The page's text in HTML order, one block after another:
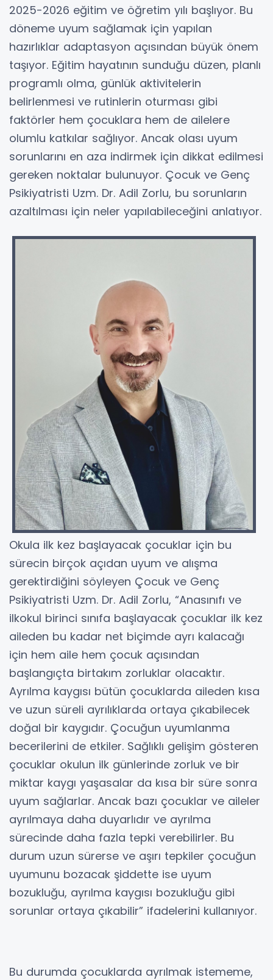
2025-2026 eğitim ve öğretim yılı başlıyor. Bu
döneme uyum sağlamak için yapılan
hazırlıklar adaptasyon açısından büyük önem
taşıyor. Eğitim hayatının sunduğu düzen, planlı
programlı olma, günlük aktivitelerin
belirlenmesi ve rutinlerin oturması gibi
faktörler hem çocuklara hem de ailelere
olumlu katkılar sağlıyor. Ancak olası uyum
sorunlarını en aza indirmek için dikkat edilmesi
gereken noktalar bulunuyor. Çocuk ve Genç
Psikiyatristi Uzm. Dr. Adil Zorlu, bu sorunların
azaltılması için neler yapılabileceğini anlatıyor.
Okula ilk kez başlayacak çocuklar için bu
sürecin birçok açıdan uyum ve alışma
gerektirdiğini söyleyen Çocuk ve Genç
Psikiyatristi Uzm. Dr. Adil Zorlu, “Anasınıfı ve
ilkokul birinci sınıfa başlayacak çocuklar ilk kez
aileden bu kadar net biçimde ayrı kalacağı
için hem aile hem çocuk açısından
başlangıçta birtakım zorluklar olacaktır.
Ayrılma kaygısı bütün çocuklarda aileden kısa
ve uzun süreli ayrılıklarda ortaya çıkabilecek
doğal bir kaygıdır. Çocuğun uyumlanma
becerilerini de etkiler. Sağlıklı gelişim gösteren
çocuklar okulun ilk günlerinde zorluk ve bir
miktar kaygı yaşasalar da kısa bir süre sonra
uyum sağlarlar. Ancak bazı çocuklar ve aileler
ayrılmaya daha duyarlıdır ve ayrılma
sürecinde daha fazla tepki verebilirler. Bu
durum uzun sürerse ve aşırı tepkiler çocuğun
uyumunu bozacak şiddette ise uyum
bozukluğu, ayrılma kaygısı bozukluğu gibi
sorunlar ortaya çıkabilir” ifadelerini kullanıyor.
Bu durumda çocuklarda ayrılmak istememe,